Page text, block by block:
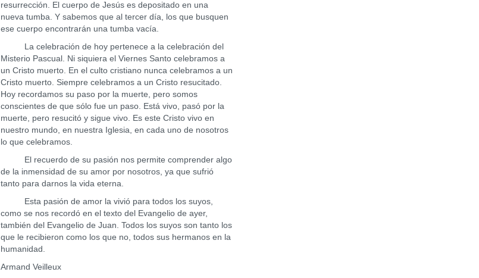
resurrección. El cuerpo de Jesús es depositado en una
nueva tumba. Y sabemos que al tercer día, los que busquen
ese cuerpo encontrarán una tumba vacía.
La celebración de hoy pertenece a la celebración del
Misterio Pascual. Ni siquiera el Viernes Santo celebramos a
un Cristo muerto. En el culto cristiano nunca celebramos a un
Cristo muerto. Siempre celebramos a un Cristo resucitado.
Hoy recordamos su paso por la muerte, pero somos
conscientes de que sólo fue un paso. Está vivo, pasó por la
muerte, pero resucitó y sigue vivo. Es este Cristo vivo en
nuestro mundo, en nuestra Iglesia, en cada uno de nosotros
lo que celebramos.
El recuerdo de su pasión nos permite comprender algo
de la inmensidad de su amor por nosotros, ya que sufrió
tanto para darnos la vida eterna.
Esta pasión de amor la vivió para todos los suyos,
como se nos recordó en el texto del Evangelio de ayer,
también del Evangelio de Juan. Todos los suyos son tanto los
que le recibieron como los que no, todos sus hermanos en la
humanidad.
Armand Veilleux